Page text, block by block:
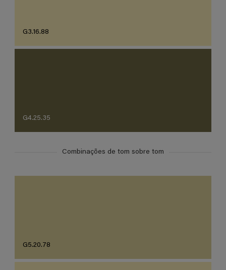
G3.16.88
G4.25.35
Combinações de tom sobre tom
G5.20.78